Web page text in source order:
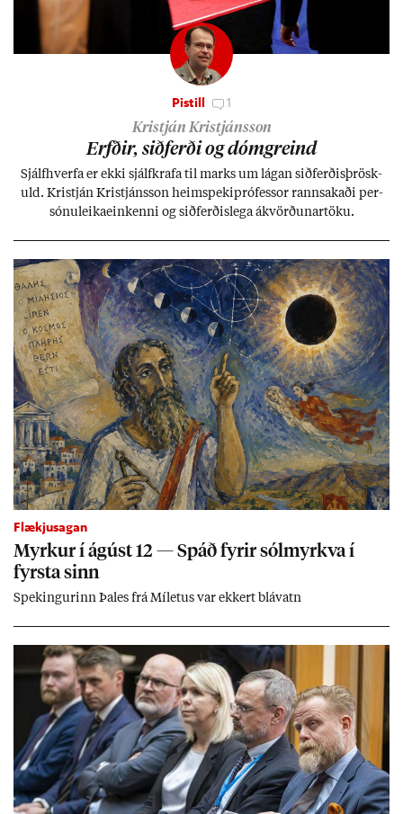
Pistill 1
Kristján Kristjánsson
Erfð­ir, sið­ferði og dómgreind
Sjálf­hverfa er ekki sjálf­krafa til marks um lág­an sið­ferð­is­þrösk­
uld. Kristján Kristjáns­son heim­speki­pró­fess­or rann­sak­aði per­
sónu­leika­ein­kenni og sið­ferð­is­lega ákvörð­un­ar­töku.
Flækjusagan
Myrk­ur í ág­úst 12 — Spáð fyr­ir sól­myrkva í
fyrsta sinn
Spek­ing­ur­inn Þa­les frá Míletus var ekk­ert blá­vatn